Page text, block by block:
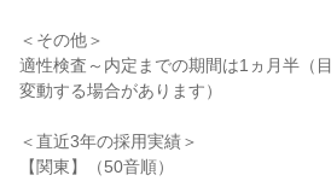
＜その他＞
適性検査～内定までの期間は1ヵ月半（
変動する場合があります）
＜直近3年の採用実績＞
【関東】（50音順）